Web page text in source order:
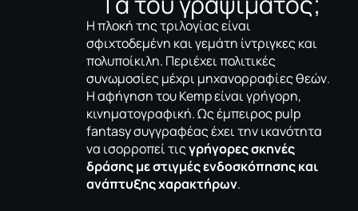
Η πλοκή της τριλογίας είναι
σφιχτοδεμένη και γεμάτη ίντριγκες και
πολυποίκιλη. Περιέχει πολιτικές
συνωμοσίες μέχρι μηχανορραφίες θεών.
Η αφήγηση του Kemp είναι γρήγορη,
κινηματογραφική. Ως έμπειρος pulp
fantasy συγγραφέας έχει την ικανότητα
να ισορροπεί τιςγρήγορες σκηνές
δράσης με στιγμές ενδοσκόπησης και
ανάπτυξης χαρακτήρων.